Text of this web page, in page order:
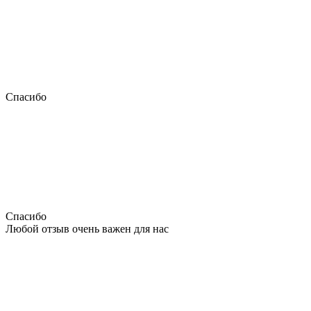
Спасибо
Спасибо
Любой отзыв очень важен для нас